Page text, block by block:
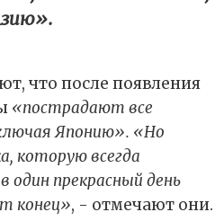
что после появления
«пострадают все
Японию». «Но
которую всегда
один прекрасный день
конец», - отмечают они.